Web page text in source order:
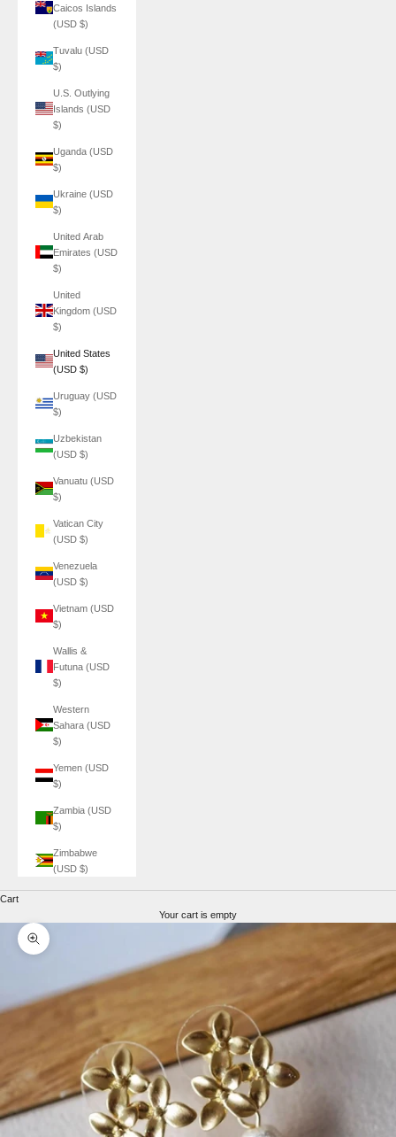
Caicos Islands
(USD $)
Tuvalu (USD
$)
U.S. Outlying
Islands (USD
$)
Uganda (USD
$)
Ukraine (USD
$)
United Arab
Emirates (USD
$)
United
Kingdom (USD
$)
United States
(USD $)
Uruguay (USD
$)
Uzbekistan
(USD $)
Vanuatu (USD
$)
Vatican City
(USD $)
Venezuela
(USD $)
Vietnam (USD
$)
Wallis &
Futuna (USD
$)
Western
Sahara (USD
$)
Yemen (USD
$)
Zambia (USD
$)
Zimbabwe
(USD $)
Cart
Your cart is empty
Zoom picture